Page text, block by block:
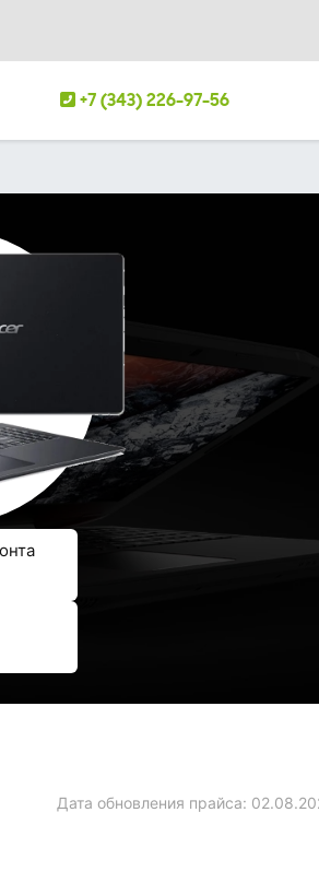
+7 (343) 226-97-56
Дата обновления прайса: